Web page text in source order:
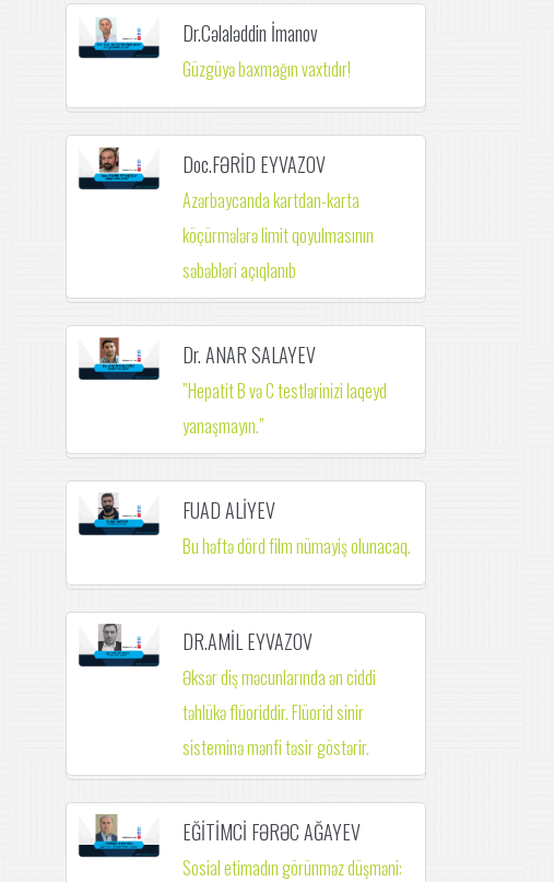
Dr.Cəlaləddin İmanov
Güzgüyə baxmağın vaxtıdır!
Doc.FƏRİD EYVAZOV
Azərbaycanda kartdan-karta
köçürmələrə limit qoyulmasının
səbəbləri açıqlanıb
Dr. ANAR SALAYEV
”Hepatit B və C testlərinizi laqeyd
yanaşmayın.”
FUAD ALİYEV
Bu həftə dörd film nümayiş olunacaq.
DR.AMİL EYVAZOV
Əksər diş məcunlarında ən ciddi
təhlükə flüoriddir. Flüorid sinir
sisteminə mənfi təsir göstərir.
EĞİTİMCİ FƏRƏC AĞAYEV
Sosial etimadın görünməz düşməni: